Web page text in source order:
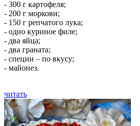
- 300 г картофеля;
- 200 г моркови;
- 150 г репчатого лука;
- одно куриное филе;
- два яйца;
- два граната;
- специи – по вкусу;
- майонез.
читать